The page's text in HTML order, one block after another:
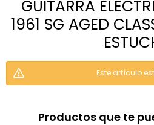
GUITARRA
1961 SG AGED
Este artículo
Productos que te